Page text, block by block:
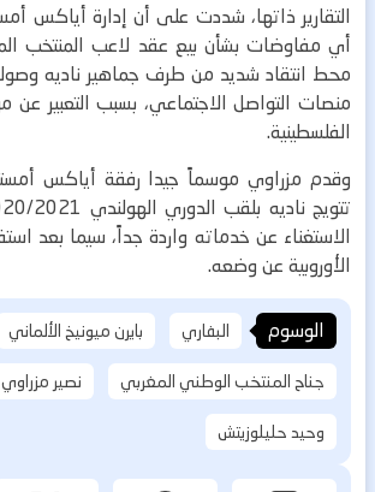
التقارير ذاتها، شددت على أن إدارة أياكس
أي مفاوضات بشأن بيع عقد لاعب المنتخب
محط انتقاد شديد من طرف جماهير ناديه
منصات التواصل الاجتماعي، بسبب التعبير عن
الفلسطينية.
وقدم مزراوي موسماً جيدا رفقة أياكس
الاستغناء عن خدماته واردة جداً، سيما بعد
الأوروبية عن وضعه.
الوسوم البفاري
بايرن ميونيخ الألماني
جناح المنتخب الوطني المغربي
نصير مزراوي
وحيد حليلوزيتش